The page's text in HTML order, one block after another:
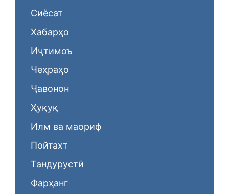
Сиёсат
Хабарҳо
Иҷтимоъ
Чеҳраҳо
Ҷавонон
Ҳуқуқ
Илм ва маориф
Пойтахт
Тандурустӣ
Фарҳанг